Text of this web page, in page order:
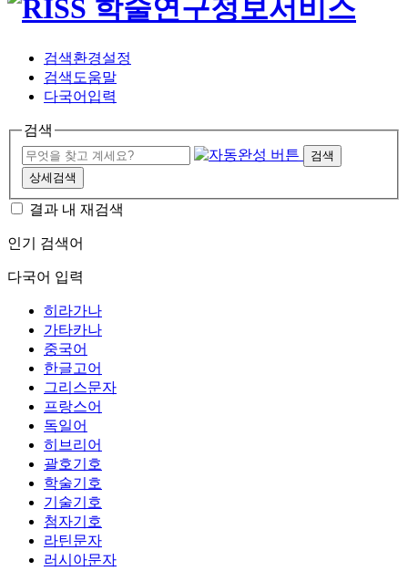
검색환경설정
검색도움말
다국어입력
검색
검색
상세검색
결과 내 재검색
인기 검색어
다국어 입력
히라가나
가타카나
중국어
한글고어
그리스문자
프랑스어
독일어
히브리어
괄호기호
학술기호
기술기호
첨자기호
라틴문자
러시아문자